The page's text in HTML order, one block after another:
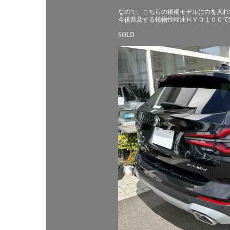
なので、こちらの後期モデルに力を入
今後普及する植物性軽油ＨＶＯ１００
SOLD